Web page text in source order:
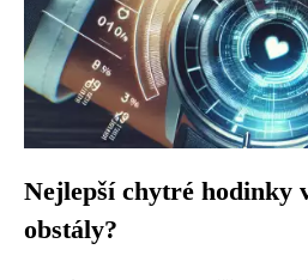
Nejlepší chytré hodinky
obstály?